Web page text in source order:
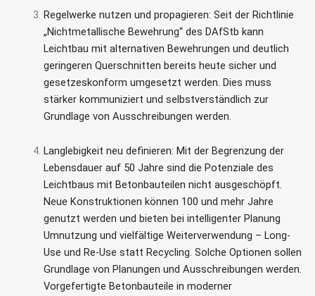
Regelwerke nutzen und propagieren: Seit der Richtlinie
„Nichtmetallische Bewehrung“ des DAfStb kann
Leichtbau mit alternativen Bewehrungen und deutlich
geringeren Querschnitten bereits heute sicher und
gesetzeskonform umgesetzt werden. Dies muss
stärker kommuniziert und selbstverständlich zur
Grundlage von Ausschreibungen werden.
Langlebigkeit neu definieren: Mit der Begrenzung der
Lebensdauer auf 50 Jahre sind die Potenziale des
Leichtbaus mit Betonbauteilen nicht ausgeschöpft.
Neue Konstruktionen können 100 und mehr Jahre
genutzt werden und bieten bei intelligenter Planung
Umnutzung und vielfältige Weiterverwendung – Long-
Use und Re-Use statt Recycling. Solche Optionen sollen
Grundlage von Planungen und Ausschreibungen werden.
Vorgefertigte Betonbauteile in moderner